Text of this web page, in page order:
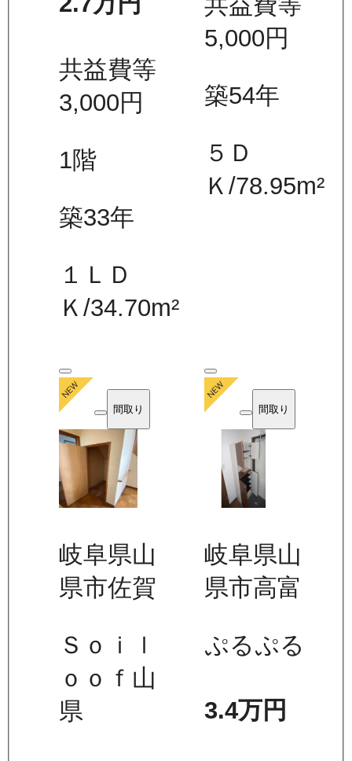
共益費等
3,000円
1階
築33年
１ＬＤ
Ｋ/34.70m²
5,000円
築54年
５Ｄ
Ｋ /78.95m²
間取り
岐阜県山
県市佐賀
Ｓｏｉｌ
ｏｏｆ山
県
間取り
岐阜県山
県市高富
ぷるぷる
3.4万円